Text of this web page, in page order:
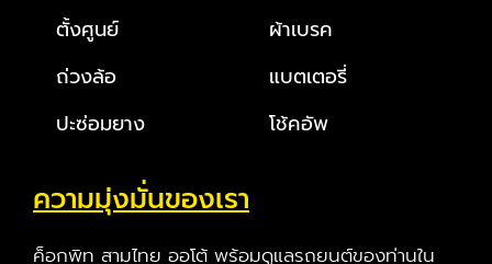
ตั้งศูนย์
ถ่วงล้อ
ปะซ่อมยาง
ผ้าเบรค
แบตเตอรี่
โช้คอัพ
ความมุ่งมั่นของเรา
ค็อกพิท สามไทย ออโต้ พร้อมดูแลรถยนต์ของท่านใน